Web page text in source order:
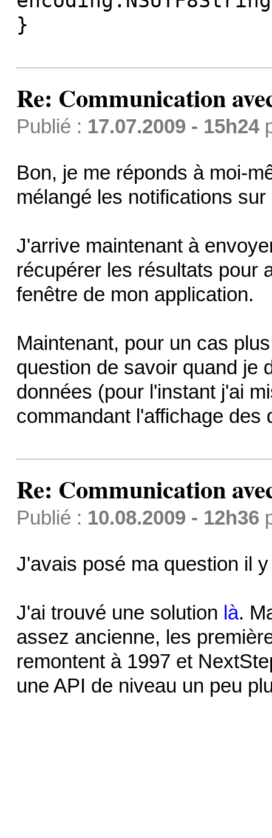
}
Re: Communication
Publié : 17.07.2009 - 15h24
Bon, je me réponds à moi-
mélangé les notifications
J'arrive maintenant à
récupérer les résultats pour
fenêtre de mon application.
Maintenant, pour un cas
question de savoir quand je
données (pour l'instant j'ai
commandant l'affichage des
Re: Communication
Publié : 10.08.2009 - 12h36
J'avais posé ma question il
J'ai trouvé une solution là.
assez ancienne, les
remontent à 1997 et
une API de niveau un peu